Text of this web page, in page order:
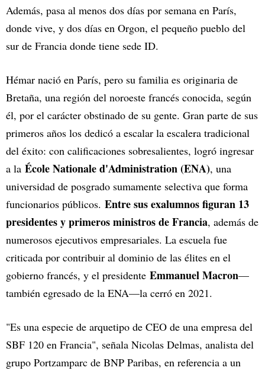
Además, pasa al menos dos días por semana en París,
donde vive, y dos días en Orgon, el pequeño pueblo del
sur de Francia donde tiene sede ID.
Hémar nació en París, pero su familia es originaria de
Bretaña, una región del noroeste francés conocida, según
él, por el carácter obstinado de su gente. Gran parte de sus
primeros años los dedicó a escalar la escalera tradicional
del éxito: con calificaciones sobresalientes, logró ingresar
a la École Nationale d'Administration (ENA), una
universidad de posgrado sumamente selectiva que forma
funcionarios públicos. Entre sus exalumnos figuran 13
presidentes y primeros ministros de Francia, además de
numerosos ejecutivos empresariales. La escuela fue
criticada por contribuir al dominio de las élites en el
gobierno francés, y el presidente Emmanuel Macron—
también egresado de la ENA—la cerró en 2021.
"Es una especie de arquetipo de CEO de una empresa del
SBF 120 en Francia", señala Nicolas Delmas, analista del
grupo Portzamparc de BNP Paribas, en referencia a un